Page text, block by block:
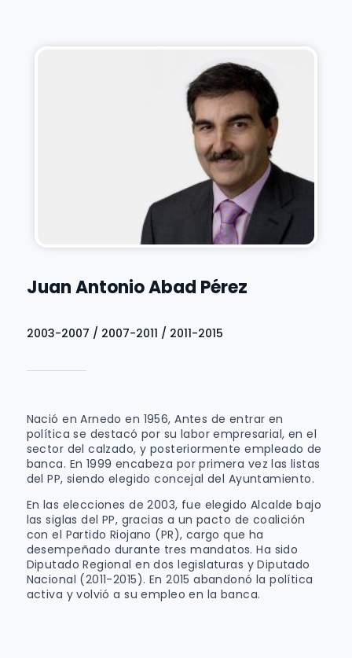
Juan Antonio Abad Pérez
2003-2007 / 2007-2011 / 2011-2015
Nació en Arnedo en 1956, Antes de entrar en
política se destacó por su labor empresarial, en el
sector del calzado, y posteriormente empleado de
banca. En 1999 encabeza por primera vez las listas
del PP, siendo elegido concejal del Ayuntamiento.
En las elecciones de 2003, fue elegido Alcalde bajo
las siglas del PP, gracias a un pacto de coalición
con el Partido Riojano (PR), cargo que ha
desempeñado durante tres mandatos. Ha sido
Diputado Regional en dos legislaturas y Diputado
Nacional (2011-2015). En 2015 abandonó la política
activa y volvió a su empleo en la banca.